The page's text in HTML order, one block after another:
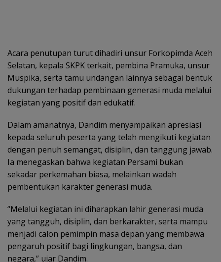
Acara penutupan turut dihadiri unsur Forkopimda Aceh
Selatan, kepala SKPK terkait, pembina Pramuka, unsur
Muspika, serta tamu undangan lainnya sebagai bentuk
dukungan terhadap pembinaan generasi muda melalui
kegiatan yang positif dan edukatif.
Dalam amanatnya, Dandim menyampaikan apresiasi
kepada seluruh peserta yang telah mengikuti kegiatan
dengan penuh semangat, disiplin, dan tanggung jawab.
Ia menegaskan bahwa kegiatan Persami bukan
sekadar perkemahan biasa, melainkan wadah
pembentukan karakter generasi muda.
“Melalui kegiatan ini diharapkan lahir generasi muda
yang tangguh, disiplin, dan berkarakter, serta mampu
menjadi calon pemimpin masa depan yang membawa
pengaruh positif bagi lingkungan, bangsa, dan
negara,” ujar Dandim.